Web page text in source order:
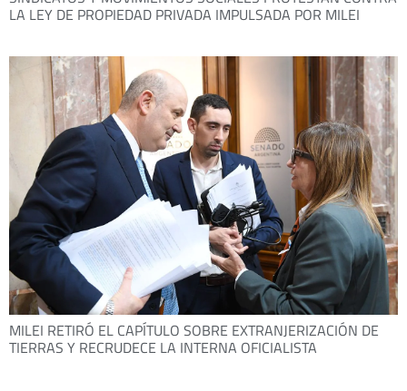
LA LEY DE PROPIEDAD PRIVADA IMPULSADA POR MILEI
MILEI RETIRÓ EL CAPÍTULO SOBRE EXTRANJERIZACIÓN DE
TIERRAS Y RECRUDECE LA INTERNA OFICIALISTA